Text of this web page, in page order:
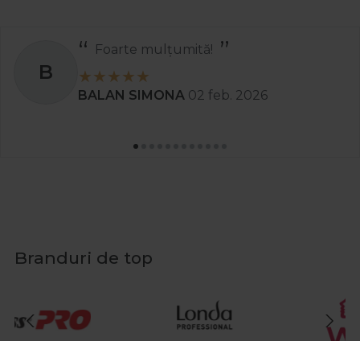
B
Foarte mulțumită!
BALAN SIMONA 02 feb. 2026
Branduri de top